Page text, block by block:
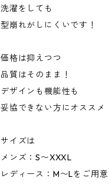
洗濯をしても
型崩れがしにくいです！
価格は抑えつつ
品質はそのまま！
デザインも機能性も
妥協できない方にオススメ
サイズは
メンズ：S〜XXXL
レディース：M〜Lをご用意